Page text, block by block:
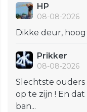
HP
08-08-2026
Dikke deur,
Prikker
08-08-2026
Slechtste ouders
op te zijn ! En
ban...